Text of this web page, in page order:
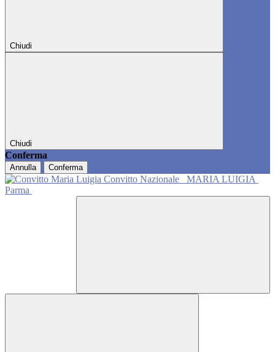
Chiudi
Chiudi
Conferma
Annulla Conferma
Convitto Nazionale
MARIA LUIGIA
Parma